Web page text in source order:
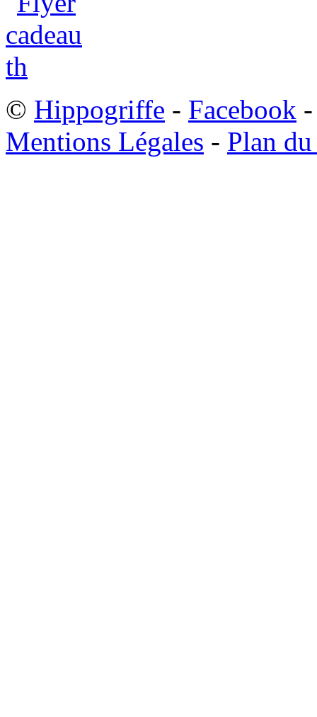
© Hippogriffe - Facebook
Mentions Légales - Plan